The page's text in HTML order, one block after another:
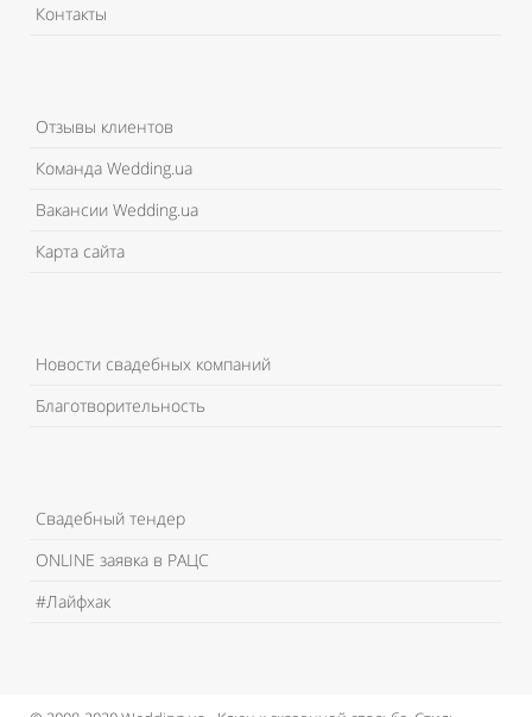
Контакты
Отзывы клиентов
Команда Wedding.ua
Вакансии Wedding.ua
Карта сайта
Новости свадебных компаний
Благотворительность
Свадебный тендер
ONLINE заявка в РАЦС
#Лайфхак